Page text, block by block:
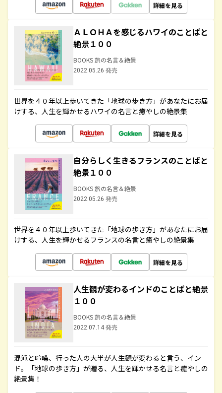
詳細を見る
ＡＬＯＨＡを感じるハワイのことばと
絶景１００
BOOKS 旅の名言＆絶景
2022.05.26 発売
世界を４０年以上歩いてきた「地球の歩き方」があなたにお届
けする、人生を輝かせるハワイの名言と癒やしの絶景集
詳細を見る
自分らしく生きるフランスのことばと
絶景１００
BOOKS 旅の名言＆絶景
2022.05.26 発売
世界を４０年以上歩いてきた「地球の歩き方」があなたにお届
けする、人生を輝かせるフランスの名言と癒やしの絶景集
詳細を見る
人生観が変わるインドのことばと絶景
１００
BOOKS 旅の名言＆絶景
2022.07.14 発売
混沌と喧噪、行った人の大半が人生観が変わると言う、イン
ド。「地球の歩き方」が贈る、人生を輝かせる名言と癒やしの
絶景集！